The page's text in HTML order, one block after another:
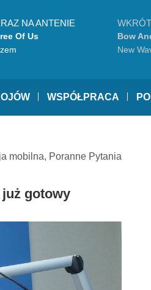
NA ANTENIE
Of Us
Bow
New
WSPÓŁPRACA
mobilna, Poranne Pytania
gotowy